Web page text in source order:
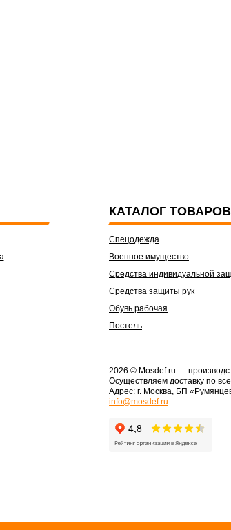
КАТАЛОГ ТОВАРОВ
Спецодежда
Военное имущество
Средства индивидуальной
Средства защиты рук
Обувь рабочая
Постель
2026 © Mosdef.ru —
Осуществляем доставку по
Адрес: г. Москва, БП
info@mosdef.ru